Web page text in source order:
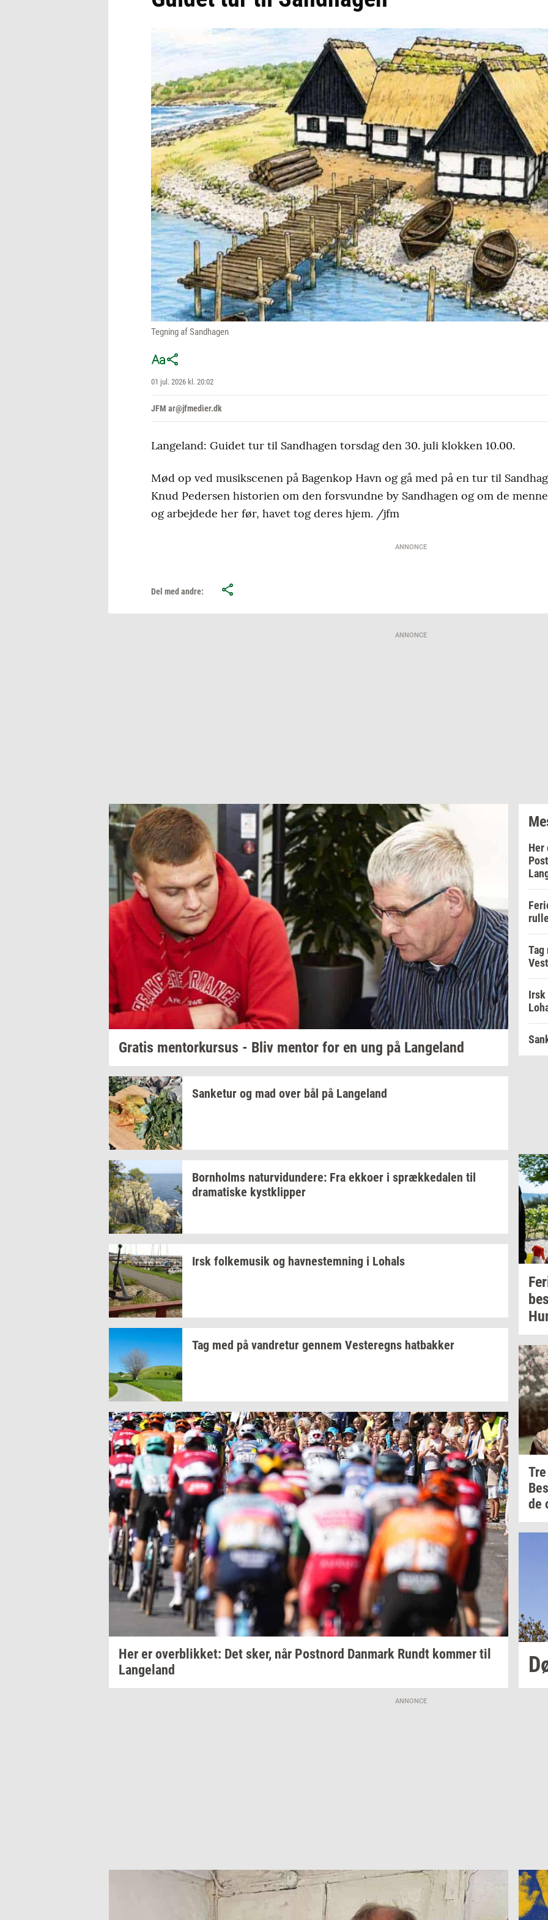
Tegning af Sandhagen
01 jul. 2026 kl. 20:02
JFM ar@jfmedier.dk
Langeland: Guidet tur til Sandhagen torsdag den 30. juli klokken 10.00.
Mød op ved musikscenen på Bagenkop Havn og gå med på en tur til
Knud Pedersen historien om den forsvundne by Sandhagen og om de
og arbejdede her før, havet tog deres hjem. /jfm
ANNONCE
Del med andre:
ANNONCE
Gra­tis men­tor­kur­sus - Bliv men­tor for en ung på Lan­geland
San­ke­tur og mad over bål på Lan­geland
Born­holms na­tur­vi­dun­de­re: Fra ek­ko­er i spræk­ke­da­len til
dra­ma­ti­ske kyst­klip­per
Irsk fol­kemu­sik og hav­ne­stem­ning i Lo­hals
Tag med på van­dre­tur gen­nem Ve­ste­regns hat­bak­ker
Her er over­blik­ket: Det sker, når Po­st­n­ord Dan­mark Rundt kom­mer til
Lan­geland
Her
Tag
Irsk
de
ANNONCE